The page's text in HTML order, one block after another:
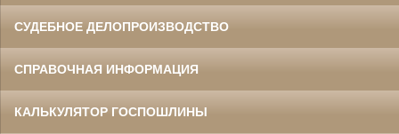
СУДЕБНОЕ ДЕЛОПРОИЗВОДСТВО
СПРАВОЧНАЯ ИНФОРМАЦИЯ
КАЛЬКУЛЯТОР ГОСПОШЛИНЫ